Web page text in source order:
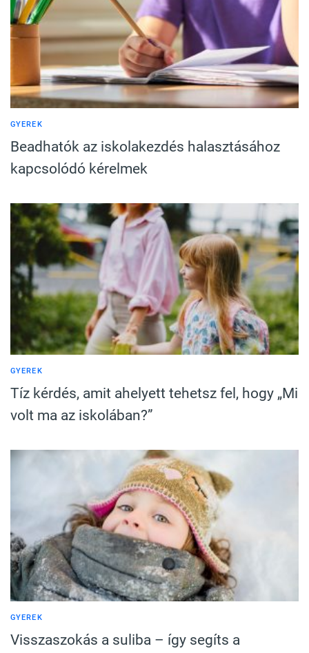
GYEREK
Beadhatók az iskolakezdés halasztásához
kapcsolódó kérelmek
GYEREK
Tíz kérdés, amit ahelyett tehetsz fel, hogy „Mi
volt ma az iskolában?”
GYEREK
Visszaszokás a suliba – így segíts a